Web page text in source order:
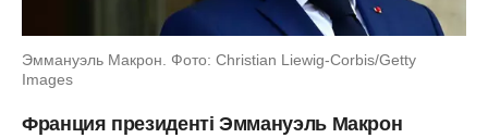
Эммануэль Макрон. Фото: Christian Liewig-Corbis/Getty
Images
Франция президенті Эммануэль Макрон